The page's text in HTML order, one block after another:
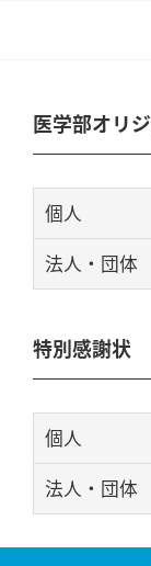
医学部オリ
個人
法人・団体
特別感謝状
個人
法人・団体